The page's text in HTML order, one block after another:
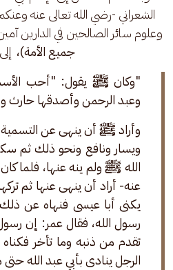
الشعراني -رضي الله تعالى عنه
وعلوم سائر الصالحين في الدارين
جميع الأمة)،
"وكان ﷺ يقول: "أحب
وعبد الرحمن وأصدقها حارث
وأراد ﷺ أن ينهى عن
ويسار ونافع ونحو ذلك ثم
الله ﷺ ولم ينه عنها، فلما
عنه- أراد أن ينهى عنها ثم
يكنى أبا عیسی فنهاه عن
رسول الله، فقال عمر: إن
تقدم من ذنبه وما تأخر
الرجل ينادى بأبي عبد الله